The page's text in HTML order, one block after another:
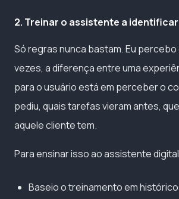
2. Treinar o assistente a
Só regras nunca bastam. Eu percebo
vezes, a diferença entre uma
para o usuário está em perceber o
pediu, quais tarefas vieram antes,
aquele cliente tem.
Para ensinar isso ao assistente
Baseio o treinamento em